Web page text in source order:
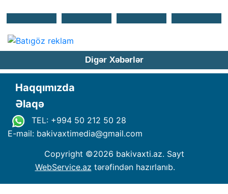
Digər Xəbərlər
Haqqımızda
Əlaqə
TEL: +994 50 212 50 28
E-mail: bakivaxtimedia@gmail.com
Copyright ©2026 bakivaxti.az. Sayt
WebService.az tərəfindən hazırlanıb.